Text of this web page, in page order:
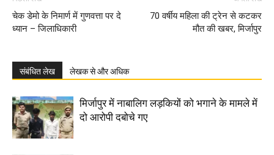
चेक डेमो के निमार्ण में गुणवत्ता पर दे
ध्यान – जिलाधिकारी
70 वर्षीय महिला की ट्रेन से कटकर
मौत की खबर, मिर्जापुर
संबंधित लेख लेखक से और अधिक
मिर्जापुर में नाबालिग लड़कियों को भगाने के मामले में
दो आरोपी दबोचे गए